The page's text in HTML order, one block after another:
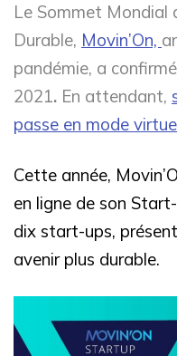
Le Sommet Mondial
Durable, Movin’On,
pandémie, a
2021. En attendant,
passe en mode
Cette année,
en ligne de son
dix start-ups,
avenir plus durable.